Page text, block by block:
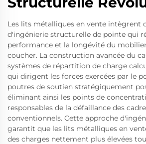
Les lits métalliques en vente intègrent
d'ingénierie structurelle de pointe qui
performance et la longévité du
coucher. La construction avancée du
systèmes de répartition de charge
qui dirigent les forces exercées par le
poutres de soutien stratégiquement
éliminant ainsi les points de
responsables de la défaillance des
conventionnels. Cette approche
garantit que les lits métalliques en
des charges nettement plus élevées